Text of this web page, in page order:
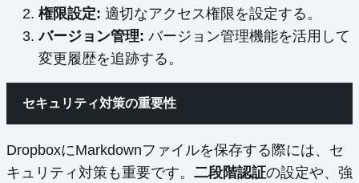
権限設定: 適切なアクセス権限を設定する。
バージョン管理: バージョン管理機能を活用して
変更履歴を追跡する。
セキュリティ対策の重要性
DropboxにMarkdownファイルを保存する際には、セ
キュリティ対策も重要です。 二段階認証の設定や、強